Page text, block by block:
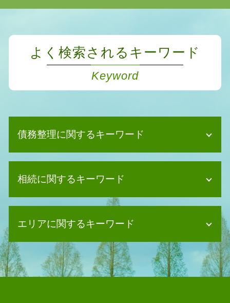
よく検索されるキーワード
Keyword
債務整理に関するキーワード
債務整理 賃貸
債務整理 よくある質問
任意整理 デメリット
債務整理 クレジットカード 残す
債務整理 恥ずかしい
個人再生 奨学金
相続に関するキーワード
相続 遺留分
相続 権利
遺言書 相続
相続 協議書
エリアに関するキーワード
相続 司法書士 富田林市
相続 司法書士 箕面市